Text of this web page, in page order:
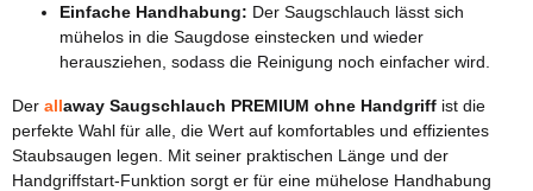
Einfache Handhabung: Der Saugschlauch lässt sich
mühelos in die Saugdose einstecken und wieder
herausziehen, sodass die Reinigung noch einfacher wird.
Der allaway Saugschlauch PREMIUM ohne Handgriff ist die
perfekte Wahl für alle, die Wert auf komfortables und effizientes
Staubsaugen legen. Mit seiner praktischen Länge und der
Handgriffstart-Funktion sorgt er für eine mühelose Handhabung